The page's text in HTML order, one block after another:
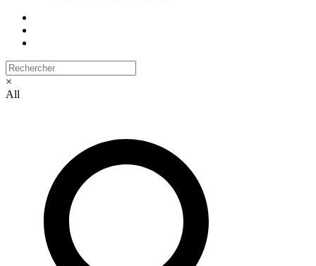
×
All